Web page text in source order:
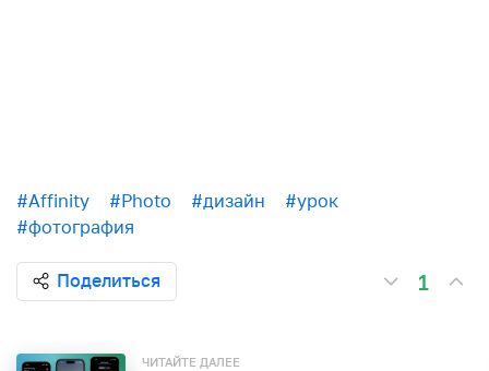
#Affinity #Photo #дизайн
#урок
#фотография
Поделиться 1
ЧИТАЙТЕ ДАЛЕЕ